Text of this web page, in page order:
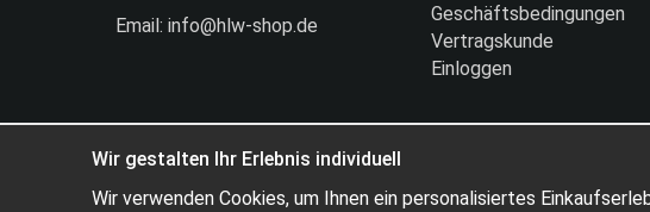
Email: info@hlw-shop.de
Geschäftsbedingungen
Vertragskunde
Einloggen
Wir gestalten Ihr Erlebnis individuell
Wir verwenden Cookies, um Ihnen ein personalisiertes